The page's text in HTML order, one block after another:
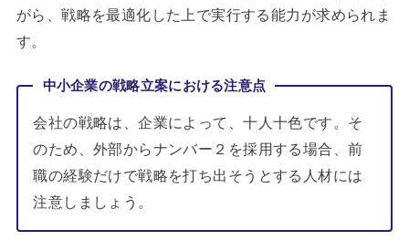
がら、戦略を最適化した上で実行する能力が求められま
す。
中小企業の戦略立案における注意点
会社の戦略は、企業によって、十人十色です。そ
のため、外部からナンバー２を採用する場合、前
職の経験だけで戦略を打ち出そうとする人材には
注意しましょう。